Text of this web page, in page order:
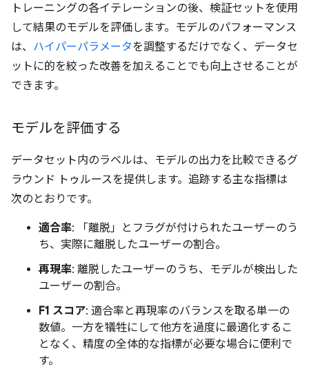
トレーニングの各イテレーションの後、検証セットを使用
して結果のモデルを評価します。モデルのパフォーマンス
は、 ハイパーパラメータを調整するだけでなく、データセ
ットに的を絞った改善を加えることでも向上させることが
できます。
モデルを評価する
データセット内のラベルは、モデルの出力を比較できるグ
ラウンド トゥルースを提供します。追跡する主な指標は
次のとおりです。
適合率: 「離脱」とフラグが付けられたユーザーのう
ち、実際に離脱したユーザーの割合。
再現率: 離脱したユーザーのうち、モデルが検出した
ユーザーの割合。
F1 スコア: 適合率と再現率のバランスを取る単一の
数値。一方を犠牲にして他方を過度に最適化するこ
となく、精度の全体的な指標が必要な場合に便利で
す。